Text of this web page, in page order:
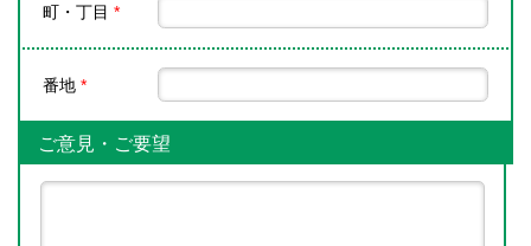
町・丁目 *
番地 *
ご意見・ご要望